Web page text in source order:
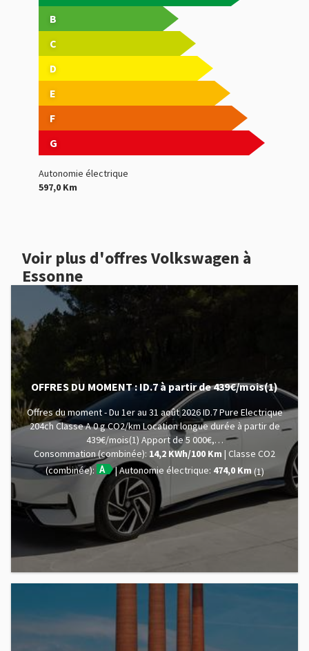
B
C
D
E
F
G
Autonomie électrique
597,0 Km
Voir plus d'offres Volkswagen à
Essonne
OFFRES DU MOMENT : ID.7 à partir de 439€/mois(1)
Offres du moment - Du 1er au 31 août 2026 ID.7 Pure Electrique
204ch Classe A 0 g CO2/km Location longue durée à partir de
439€/mois(1) Apport de 5 000€,…
Consommation (combinée): 14,2 KWh/100 Km Classe CO2
(combinée):
Autonomie électrique: 474,0 Km(1)